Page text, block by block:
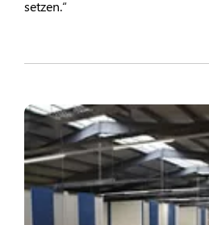
setzen.“